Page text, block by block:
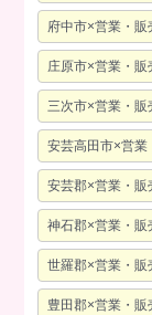
府中市×営業・販
庄原市×営業・販
三次市×営業・販
安芸高田市×営業
安芸郡×営業・販
神石郡×営業・販
世羅郡×営業・販
豊田郡×営業・販